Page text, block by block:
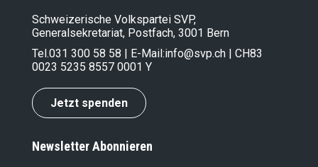
Schweizerische Volkspartei SVP,
Generalsekretariat, Postfach, 3001 Bern
Tel.031 300 58 58 | E-Mail:info@svp.ch | CH83
0023 5235 8557 0001 Y
Jetzt spenden
Newsletter Abonnieren